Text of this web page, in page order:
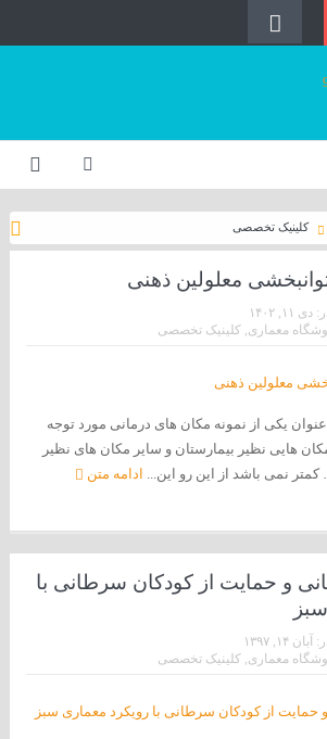
کلینیک تخصصی
معلولین ذهنی
دی ۱۱, ۱۴۰۲
معماری, کلینیک تخصصی
یکی از نمونه مکان های درمانی مورد توجه
هایی نظیر بیمارستان و سایر مکان های نظیر
نمی باشد از این رو این... ادامه متن
و حمایت از کودکان سرطانی با
آبان ۱۴, ۱۳۹۷
معماری, کلینیک تخصصی